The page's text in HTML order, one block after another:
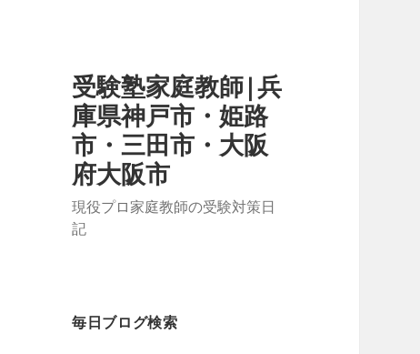
受験塾家庭教師|兵
庫県神戸市・姫路
市・三田市・大阪
府大阪市
現役プロ家庭教師の受験対策日
記
毎日ブログ検索